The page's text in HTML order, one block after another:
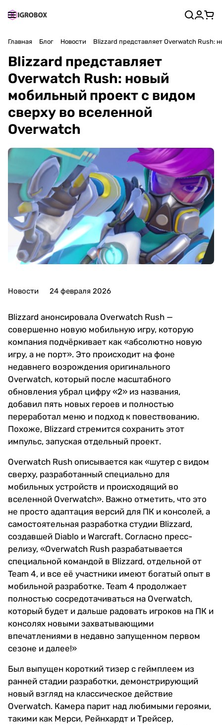
Главная Блог Новости Blizzard представляет Overwatch Rush:
Blizzard представляет
Overwatch Rush: новый
мобильный проект с видом
сверху во вселенной
Overwatch
Новости 24 февраля 2026
Blizzard анонсировала Overwatch Rush —
совершенно новую мобильную игру, которую
компания подчёркивает как «абсолютно новую
игру, а не порт». Это происходит на фоне
недавнего возрождения оригинального
Overwatch, который после масштабного
обновления убрал цифру «2» из названия,
добавил пять новых героев и полностью
переработал меню и подход к повествованию.
Похоже, Blizzard стремится сохранить этот
импульс, запуская отдельный проект.
Overwatch Rush описывается как «шутер с видом
сверху, разработанный специально для
мобильных устройств и происходящий во
вселенной Overwatch». Важно отметить, что это
не просто адаптация версий для ПК и консолей, а
самостоятельная разработка студии Blizzard,
создавшей Diablo и Warcraft. Согласно пресс-
релизу, «Overwatch Rush разрабатывается
специальной командой в Blizzard, отдельной от
Team 4, и все её участники имеют богатый опыт в
мобильной разработке. Team 4 продолжает
полностью сосредотачиваться на Overwatch,
который будет и дальше радовать игроков на ПК и
консолях новыми захватывающими
впечатлениями в недавно запущенном первом
сезоне и далее!»
Был выпущен короткий тизер с геймплеем из
ранней стадии разработки, демонстрирующий
новый взгляд на классическое действие
Overwatch. Камера парит над любимыми героями,
такими как Мерси, Рейнхардт и Трейсер,